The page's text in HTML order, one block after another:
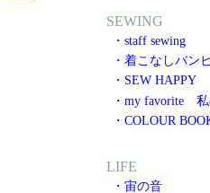
SEWING
・staff sewing
・着こなしバン
・SEW HAPPY
・my favorite
・COLOUR
LIFE
・宙の音